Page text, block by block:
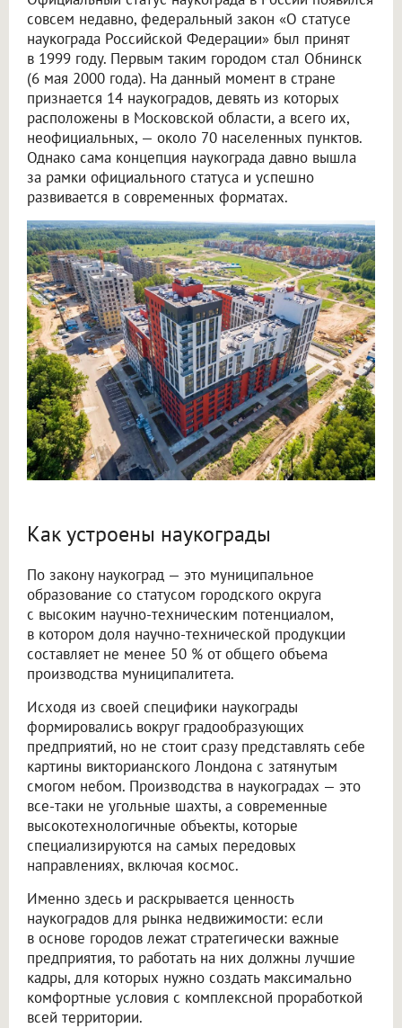
совсем недавно, федеральный закон «О статусе
наукограда Российской Федерации» был принят
в 1999 году. Первым таким городом стал Обнинск
(6 мая 2000 года). На данный момент в стране
признается 14 наукоградов, девять из которых
расположены в Московской области, а всего их,
неофициальных, — около 70 населенных пунктов.
Однако сама концепция наукограда давно вышла
за рамки официального статуса и успешно
развивается в современных форматах.
Как устроены наукограды
По закону наукоград — это муниципальное
образование со статусом городского округа
с высоким научно-техническим потенциалом,
в котором доля научно-технической продукции
составляет не менее 50 % от общего объема
производства муниципалитета.
Исходя из своей специфики наукограды
формировались вокруг градообразующих
предприятий, но не стоит сразу представлять себе
картины викторианского Лондона с затянутым
смогом небом. Производства в наукоградах — это
все-таки не угольные шахты, а современные
высокотехнологичные объекты, которые
специализируются на самых передовых
направлениях, включая космос.
Именно здесь и раскрывается ценность
наукоградов для рынка недвижимости: если
в основе городов лежат стратегически важные
предприятия, то работать на них должны лучшие
кадры, для которых нужно создать максимально
комфортные условия с комплексной проработкой
всей территории.